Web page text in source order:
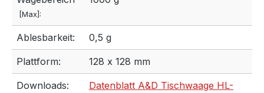
[Max]:
Ablesbarkeit: 0,5 g
Plattform: 128 x 128 mm
Downloads:
Datenblatt A&D Tischwaage HL-